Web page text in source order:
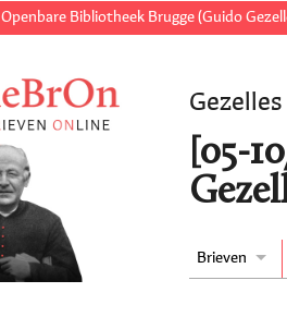
Openbare Bibliotheek Brugge (Guido
[05-
Brieven